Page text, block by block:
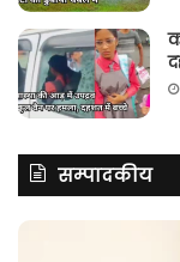
सम्पादकीय